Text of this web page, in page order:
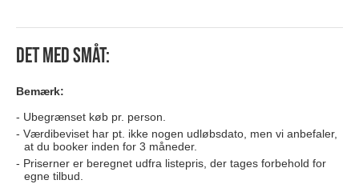
Det med småt:
Bemærk:
Ubegrænset køb pr. person.
Værdibeviset har pt. ikke nogen udløbsdato, men vi anbefaler,
at du booker inden for 3 måneder.
Priserner er beregnet udfra listepris, der tages forbehold for
egne tilbud.